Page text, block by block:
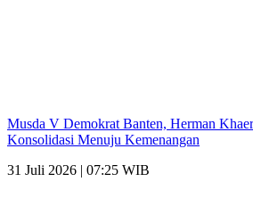
Musda V Demokrat Banten, Herman
Konsolidasi Menuju Kemenangan
31 Juli 2026 | 07:25 WIB